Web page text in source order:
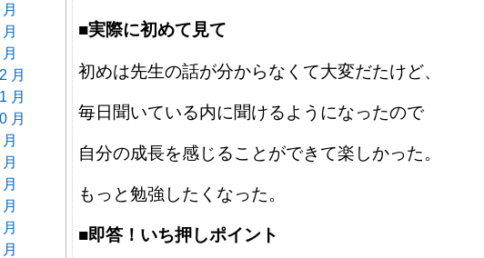
月
月
月
■実際に初めて見て
初めは先生の話が分からなくて大変だたけど、
毎日聞いている内に聞けるようになったので
自分の成長を感じることができて楽しかった。
もっと勉強したくなった。
■即答！いち押しポイント